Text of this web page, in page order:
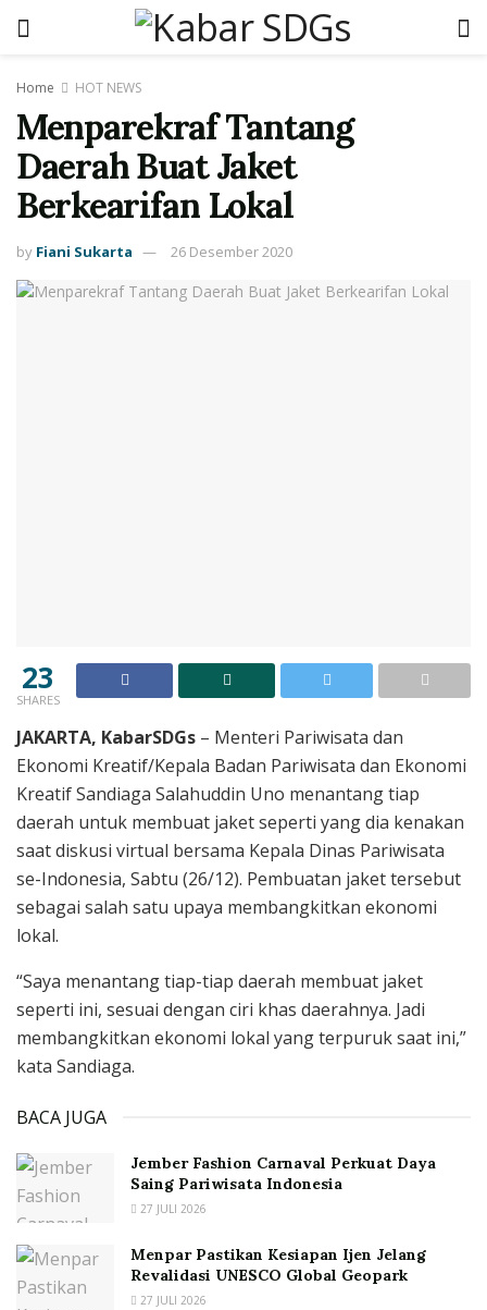
Home HOT NEWS
Menparekraf Tantang
Daerah Buat Jaket
Berkearifan Lokal
by Fiani Sukarta 26 Desember 2020
23
SHARES
JAKARTA, KabarSDGs – Menteri Pariwisata dan
Ekonomi Kreatif/Kepala Badan Pariwisata dan Ekonomi
Kreatif Sandiaga Salahuddin Uno menantang tiap
daerah untuk membuat jaket seperti yang dia kenakan
saat diskusi virtual bersama Kepala Dinas Pariwisata
se-Indonesia, Sabtu (26/12). Pembuatan jaket tersebut
sebagai salah satu upaya membangkitkan ekonomi
lokal.
“Saya menantang tiap-tiap daerah membuat jaket
seperti ini, sesuai dengan ciri khas daerahnya. Jadi
membangkitkan ekonomi lokal yang terpuruk saat ini,”
kata Sandiaga.
BACA JUGA
Jember Fashion Carnaval Perkuat Daya
Saing Pariwisata Indonesia
27 JULI 2026
Menpar Pastikan Kesiapan Ijen Jelang
Revalidasi UNESCO Global Geopark
27 JULI 2026